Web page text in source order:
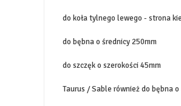
do koła tylnego lewego - strona
do bębna o średnicy 250mm
do szczęk o szerokości 45mm
Taurus / Sable również do bębna